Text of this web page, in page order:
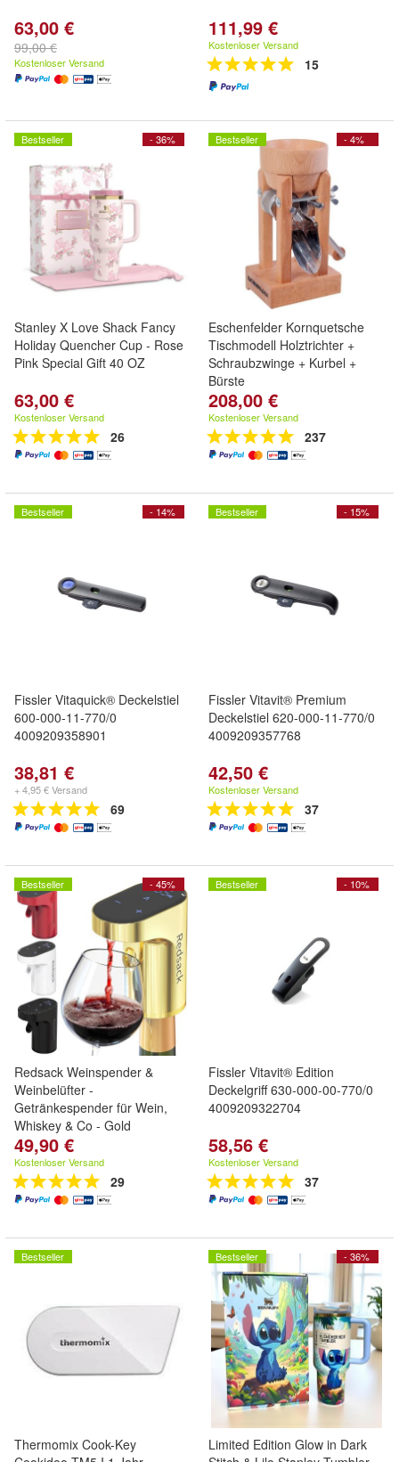
63,00 €
99,00 €
Kostenloser Versand
111,99 €
Kostenloser Versand
15
- 36%
Bestseller
Stanley X Love Shack Fancy
Holiday Quencher Cup - Rose
Pink Special Gift 40 OZ
63,00 €
Kostenloser Versand
26
- 4%
Bestseller
Eschenfelder Kornquetsche
Tischmodell Holztrichter +
Schraubzwinge + Kurbel +
Bürste
208,00 €
Kostenloser Versand
237
- 14%
Bestseller
Fissler Vitaquick® Deckelstiel
600-000-11-770/0
4009209358901
38,81 €
+ 4,95 € Versand
69
- 15%
Bestseller
Fissler Vitavit® Premium
Deckelstiel 620-000-11-770/0
4009209357768
42,50 €
Kostenloser Versand
37
- 45%
Bestseller
Redsack Weinspender &
Weinbelüfter -
Getränkespender für Wein,
Whiskey & Co - Gold
49,90 €
Kostenloser Versand
29
- 10%
Bestseller
Fissler Vitavit® Edition
Deckelgriff 630-000-00-770/0
4009209322704
58,56 €
Kostenloser Versand
37
Bestseller
Thermomix Cook-Key
- 36%
Bestseller
Limited Edition Glow in Dark